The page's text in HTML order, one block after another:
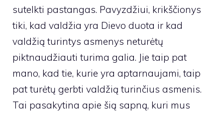
sutelkti pastangas. Pavyzdžiui, krikščionys
tiki, kad valdžia yra Dievo duota ir kad
valdžią turintys asmenys neturėtų
piktnaudžiauti turima galia. Jie taip pat
mano, kad tie, kurie yra aptarnaujami, taip
pat turėtų gerbti valdžią turinčius asmenis.
Tai pasakytina apie šią sapną, kuri mus